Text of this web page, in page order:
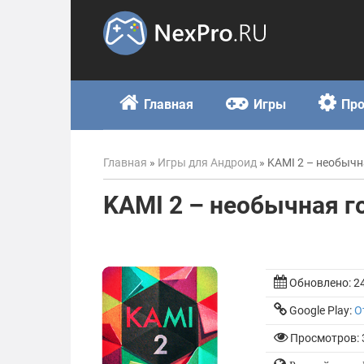
Главная Игры
Главная » Игры для Андроид » KAMI 2 –
KAMI 2 – необычная
Обновлено:
Google Play:
Просмотров: